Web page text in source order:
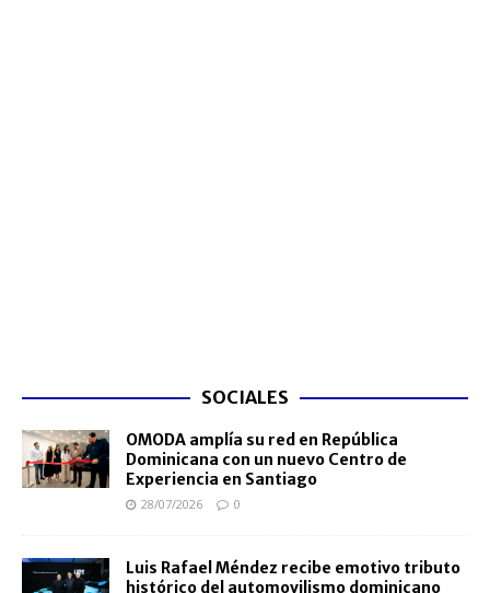
SOCIALES
OMODA amplía su red en República
Dominicana con un nuevo Centro de
Experiencia en Santiago
28/07/2026 0
Luis Rafael Méndez recibe emotivo tributo
histórico del automovilismo dominicano